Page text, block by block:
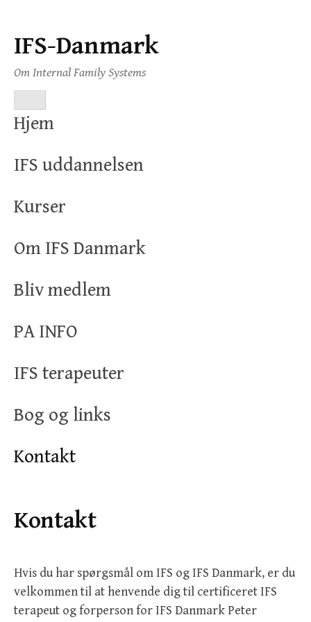
Skip
content
IFS-Danmark
Om Internal Family Systems
Hjem
IFS uddannelsen
Kurser
Om IFS Danmark
Bliv medlem
PA INFO
IFS terapeuter
Bog og links
Kontakt
Kontakt
Hvis du har spørgsmål om IFS og IFS Danmark, er du
velkommen til at henvende dig til certificeret IFS
terapeut og forperson for IFS Danmark Peter